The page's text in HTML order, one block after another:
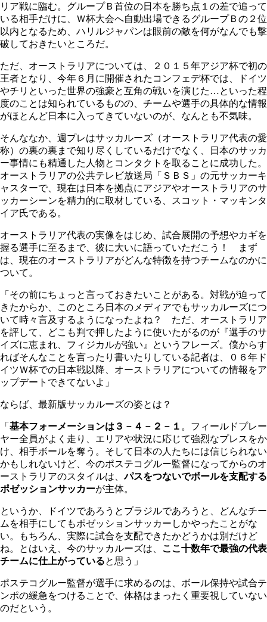
リア戦に臨む。グループＢ首位の日本を勝ち点１の差で追って
いる相手だけに、Ｗ杯大会へ自動出場できるグループＢの２位
以内となるため、ハリルジャパンは眼前の敵を何がなんでも撃
破しておきたいところだ。
ただ、オーストラリアについては、２０１５年アジア杯で初の
王者となり、今年６月に開催されたコンフェデ杯では、ドイツ
やチリといった世界の強豪と互角の戦いを演じた…といった程
度のことは知られているものの、チームや選手の具体的な情報
がほとんど日本に入ってきていないのが、なんとも不気味。
そんななか、週プレはサッカルーズ（オーストラリア代表の愛
称）の裏の裏まで知り尽くしているだけでなく、日本のサッカ
ー事情にも精通した人物とコンタクトを取ることに成功した。
オーストラリアの公共テレビ放送局「ＳＢＳ」の元サッカーキ
ャスターで、現在は日本を拠点にアジアやオーストラリアのサ
ッカーシーンを精力的に取材している、スコット・マッキンタ
イア氏である。
オーストラリア代表の実像をはじめ、試合展開の予想やカギを
握る選手に至るまで、彼に大いに語っていただこう！ まず
は、現在のオーストラリアがどんな特徴を持つチームなのかに
ついて。
「その前にちょっと言っておきたいことがある。対戦が迫って
きたからか、このところ日本のメディアでもサッカルーズにつ
いて時々言及するようになったよね？ ただ、オーストラリア
を評して、どこも判で押したように使いたがるのが『選手のサ
イズに恵まれ、フィジカルが強い』というフレーズ。僕からす
ればそんなことを言ったり書いたりしている記者は、０６年ド
イツＷ杯での日本戦以降、オーストラリアについての情報をア
ップデートできてないよ」
ならば、最新版サッカルーズの姿とは？
「 基本フォーメーションは３－４－２－１ 。フィールドプレー
ヤー全員がよく走り、エリアや状況に応じて強烈なプレスをか
け、相手ボールを奪う。そして日本の人たちには信じられない
かもしれないけど、今のポステコグルー監督になってからのオ
ーストラリアのスタイルは、パスをつないでボールを支配する
ポゼッションサッカーが主体。
というか、ドイツであろうとブラジルであろうと、どんなチー
ムを相手にしてもポゼッションサッカーしかやったことがな
い。もちろん、実際に試合を支配できたかどうかは別だけど
ね。とはいえ、今のサッカルーズは、 ここ十数年で最強の代表
チームに仕上がっていると思う」
ポステコグルー監督が選手に求めるのは、ボール保持や試合テ
ンポの緩急をつけることで、体格はまったく重要視していない
のだという。